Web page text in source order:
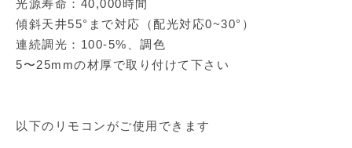
光源寿命：40,000時間
傾斜天井55°まで対応（配光対応0~30°）
連続調光：100-5%、調色
5〜25mmの材厚で取り付けて下さい
以下のリモコンがご使用できます